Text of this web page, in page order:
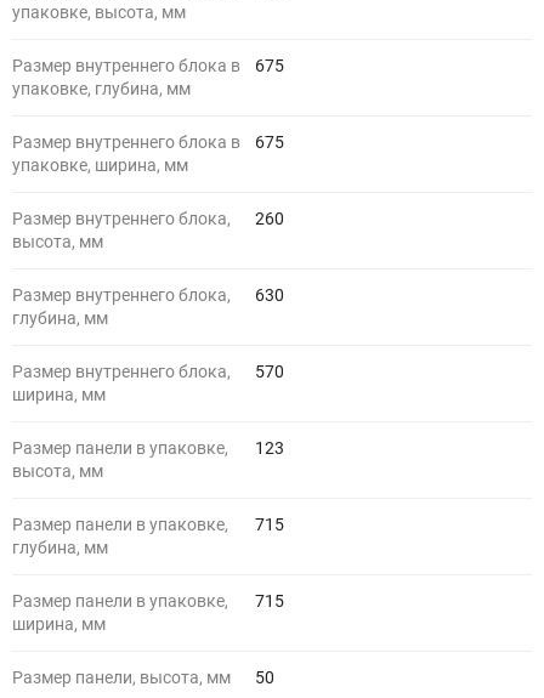
упаковке, высота, мм
Размер внутреннего блока в
упаковке, глубина, мм
675
Размер внутреннего блока в
упаковке, ширина, мм
675
Размер внутреннего блока,
высота, мм
260
Размер внутреннего блока,
глубина, мм
630
Размер внутреннего блока,
ширина, мм
570
Размер панели в упаковке,
высота, мм
123
Размер панели в упаковке,
глубина, мм
715
Размер панели в упаковке,
ширина, мм
715
Размер панели, высота, мм 50